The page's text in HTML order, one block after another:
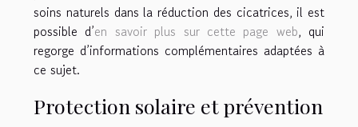
soins naturels dans la réduction des cicatrices, il est
possible d’en savoir plus sur cette page web, qui
regorge d’informations complémentaires adaptées à
ce sujet.
Protection solaire et prévention